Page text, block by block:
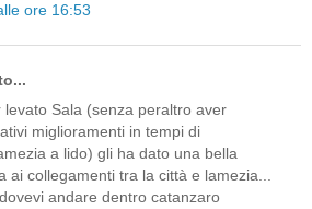
ore 16:53
levato Sala (senza peraltro aver
miglioramenti in tempi di
a lido) gli ha dato una bella
ai collegamenti tra la città e lamezia...
andare dentro catanzaro